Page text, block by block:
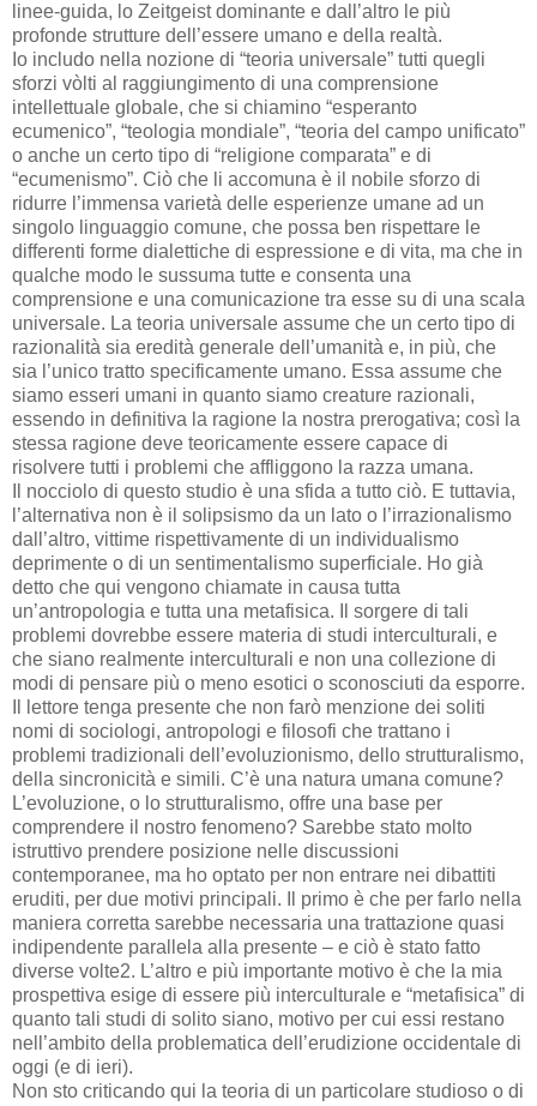
linee-guida, lo Zeitgeist dominante e dall’altro le più
profonde strutture dell’essere umano e della realtà.
Io includo nella nozione di “teoria universale” tutti quegli
sforzi vòlti al raggiungimento di una comprensione
intellettuale globale, che si chiamino “esperanto
ecumenico”, “teologia mondiale”, “teoria del campo unificato”
o anche un certo tipo di “religione comparata” e di
“ecumenismo”. Ciò che li accomuna è il nobile sforzo di
ridurre l’immensa varietà delle esperienze umane ad un
singolo linguaggio comune, che possa ben rispettare le
differenti forme dialettiche di espressione e di vita, ma che in
qualche modo le sussuma tutte e consenta una
comprensione e una comunicazione tra esse su di una scala
universale. La teoria universale assume che un certo tipo di
razionalità sia eredità generale dell’umanità e, in più, che
sia l’unico tratto specificamente umano. Essa assume che
siamo esseri umani in quanto siamo creature razionali,
essendo in definitiva la ragione la nostra prerogativa; così la
stessa ragione deve teoricamente essere capace di
risolvere tutti i problemi che affliggono la razza umana.
Il nocciolo di questo studio è una sfida a tutto ciò. E tuttavia,
l’alternativa non è il solipsismo da un lato o l’irrazionalismo
dall’altro, vittime rispettivamente di un individualismo
deprimente o di un sentimentalismo superficiale. Ho già
detto che qui vengono chiamate in causa tutta
un’antropologia e tutta una metafisica. Il sorgere di tali
problemi dovrebbe essere materia di studi interculturali, e
che siano realmente interculturali e non una collezione di
modi di pensare più o meno esotici o sconosciuti da esporre.
Il lettore tenga presente che non farò menzione dei soliti
nomi di sociologi, antropologi e filosofi che trattano i
problemi tradizionali dell’evoluzionismo, dello strutturalismo,
della sincronicità e simili. C’è una natura umana comune?
L’evoluzione, o lo strutturalismo, offre una base per
comprendere il nostro fenomeno? Sarebbe stato molto
istruttivo prendere posizione nelle discussioni
contemporanee, ma ho optato per non entrare nei dibattiti
eruditi, per due motivi principali. Il primo è che per farlo nella
maniera corretta sarebbe necessaria una trattazione quasi
indipendente parallela alla presente – e ciò è stato fatto
diverse volte2. L’altro e più importante motivo è che la mia
prospettiva esige di essere più interculturale e “metafisica” di
quanto tali studi di solito siano, motivo per cui essi restano
nell’ambito della problematica dell’erudizione occidentale di
oggi (e di ieri).
Non sto criticando qui la teoria di un particolare studioso o di